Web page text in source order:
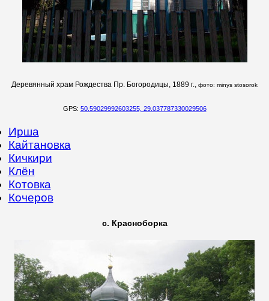
Деревянный храм Рождества Пр. Богородицы, 1889 г., фото: minys stosorok
GPS: 50.59029992603255, 29.037787330029506
Ирша
Кайтановка
Кичкири
Клён
Котовка
Кочеров
с. Красноборка